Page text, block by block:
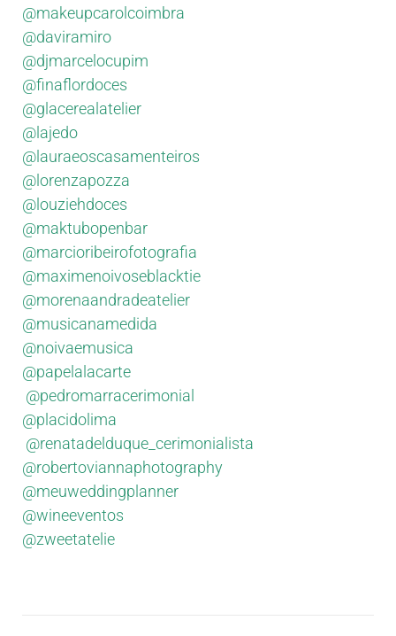
@makeupcarolcoimbra
@daviramiro
@djmarcelocupim
@finaflordoces
@glacerealatelier
@lajedo
@lauraeoscasamenteiros
@lorenzapozza
@louziehdoces
@maktubopenbar
@marcioribeirofotografia
@maximenoivoseblacktie
@morenaandradeatelier
@musicanamedida
@noivaemusica
@papelalacarte
@pedromarracerimonial
@placidolima
@renatadelduque_cerimonialista
@robertoviannaphotography
@meuweddingplanner
@wineeventos
@zweetatelie